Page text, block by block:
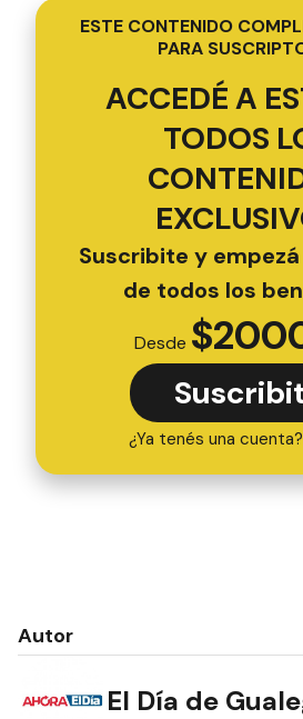
ESTE CONTENIDO
PARA
ACCEDÉ A
TODOS
Suscribite y
de todos los
Desde $
¿Ya tenés una cuenta?
Autor
El Día de